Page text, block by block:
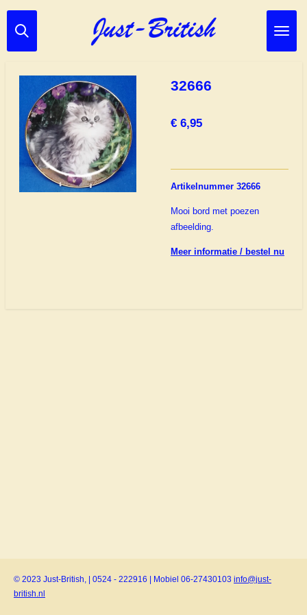
Ga
direct
hoofdinhoud
32666
€ 6,95
Artikelnummer 32666
Mooi bord met poezen
afbeelding.
Meer informatie / bestel nu
© 2023 Just-British, | 0524 - 222916 | Mobiel 06-27430103 info@just-
british.nl